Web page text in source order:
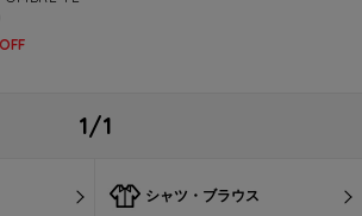
OFF
1/1
シャツ・ブラウス